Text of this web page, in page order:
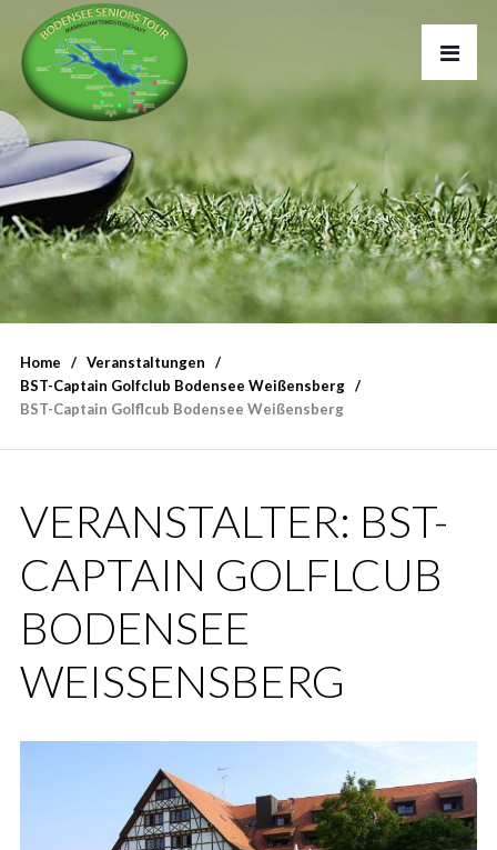
Home
Veranstaltungen
BST-Captain Golfclub Bodensee Weißensberg
BST-Captain Golflcub Bodensee Weißensberg
VERANSTALTER: BST-
CAPTAIN GOLFLCUB
BODENSEE
WEISSENSBERG